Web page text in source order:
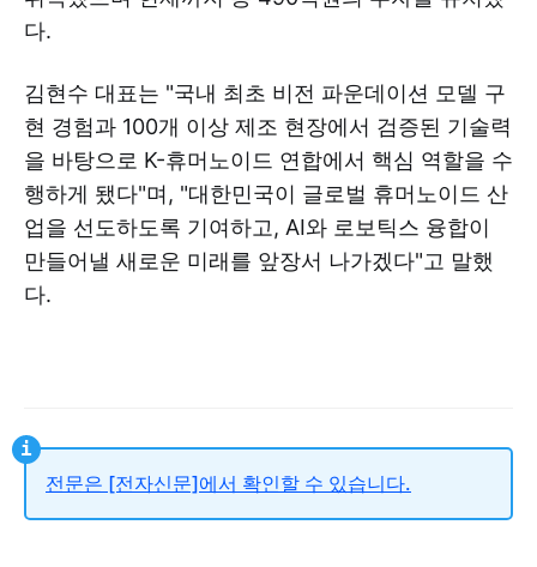
다.
김현수 대표는 "국내 최초 비전 파운데이션 모델 구
현 경험과 100개 이상 제조 현장에서 검증된 기술력
을 바탕으로 K-휴머노이드 연합에서 핵심 역할을 수
행하게 됐다"며, "대한민국이 글로벌 휴머노이드 산
업을 선도하도록 기여하고, AI와 로보틱스 융합이
만들어낼 새로운 미래를 앞장서 나가겠다"고 말했
다.
전문은 [전자신문]에서 확인할 수 있습니다.